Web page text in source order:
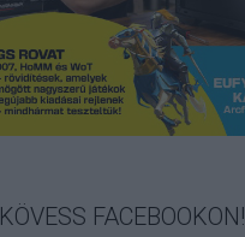
KÖVESS FACEBOOKON!